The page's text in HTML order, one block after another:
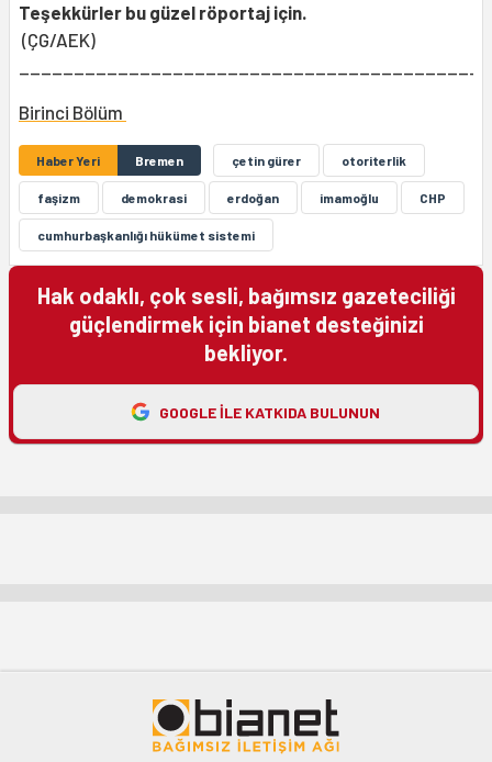
Teşekkürler bu güzel röportaj için.
(ÇG/AEK)
Birinci Bölüm
Haber Yeri Bremen çetin gürer otoriterlik
faşizm demokrasi erdoğan imamoğlu CHP
cumhurbaşkanlığı hükümet sistemi
Hak odaklı, çok sesli, bağımsız gazeteciliği
güçlendirmek için bianet desteğinizi
bekliyor.
GOOGLE ILE KATKIDA BULUNUN